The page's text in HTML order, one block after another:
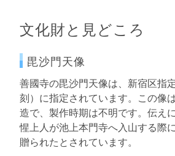
文化財と見どころ
毘沙門天像
善國寺の毘沙門天像は、新宿区指
刻）に指定されています。この像
造で、製作時期は不明です。伝え
惺上人が池上本門寺へ入山する際
贈られたとされています。